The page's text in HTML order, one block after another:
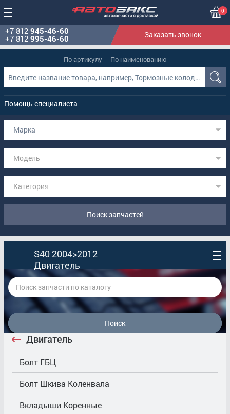
0
+7 812 945-46-60
+7 812 995-46-60 Заказать звонок
По артикулу По наименованию
Помощь специалиста
Марка
Модель
Категория
Поиск запчастей
S40 2004>2012
Двигатель
Поиск
Двигатель
Болт ГБЦ
Болт Шкива Коленвала
Вкладыши Коренные